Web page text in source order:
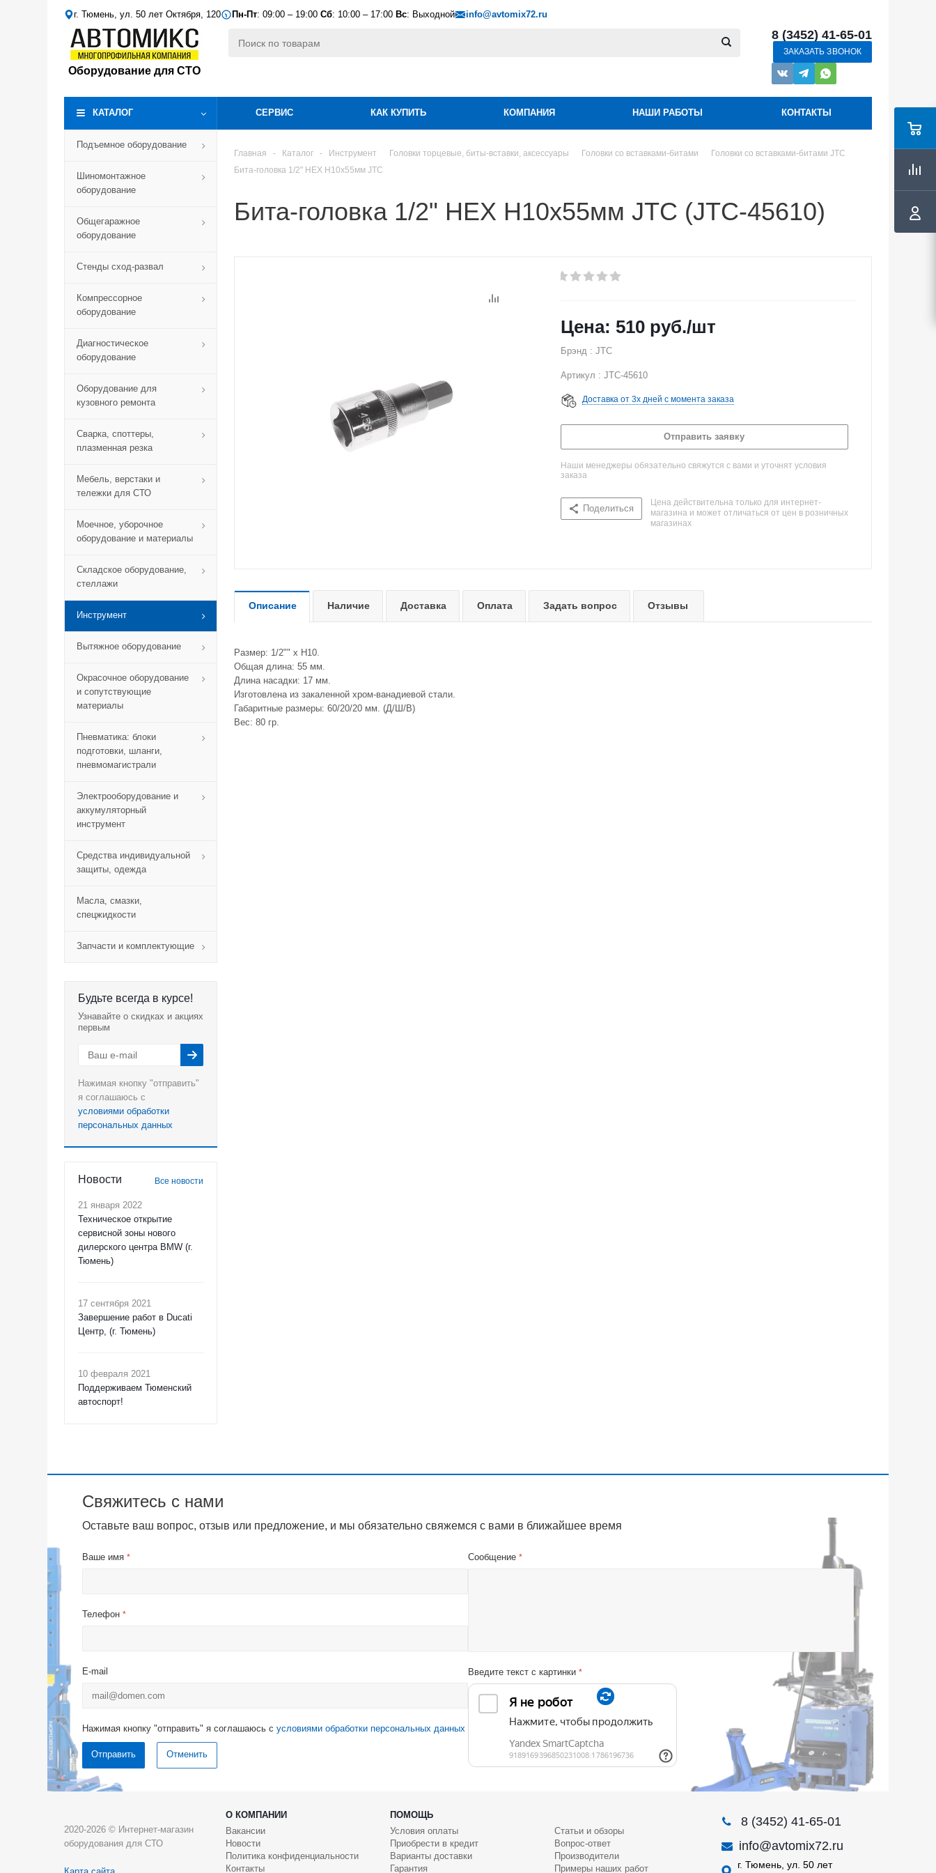
г. Тюмень, ул. 50 лет Октября, 120 Пн-Пт: 09:00 – 19:00 Сб: 10:00 – 17:00 Вс: Выходной info@avtomix72.ru
Оборудование для СТО
8 (3452) 41-65-01
ЗАКАЗАТЬ ЗВОНОК
КАТАЛОГ СЕРВИС КАК КУПИТЬ КОМПАНИЯ НАШИ РАБОТЫ КОНТАКТЫ
Подъемное оборудование
Шиномонтажное
оборудование
Общегаражное
оборудование
Стенды сход-развал
Компрессорное
оборудование
Диагностическое
оборудование
Оборудование для
кузовного ремонта
Сварка, споттеры,
плазменная резка
Мебель, верстаки и
тележки для СТО
Моечное, уборочное
оборудование и материалы
Складское оборудование,
стеллажи
Инструмент
Вытяжное оборудование
Окрасочное оборудование
и сопутствующие
материалы
Пневматика: блоки
подготовки, шланги,
пневмомагистрали
Электрооборудование и
аккумуляторный
инструмент
Средства индивидуальной
защиты, одежда
Масла, смазки,
спецжидкости
Запчасти и комплектующие
Будьте всегда в курсе!
Узнавайте о скидках и акциях
первым
Нажимая кнопку "отправить"
я соглашаюсь с
условиями обработки
персональных данных
Новости Все новости
21 января 2022
Техническое открытие
сервисной зоны нового
дилерского центра BMW (г.
Тюмень)
17 сентября 2021
Завершение работ в Ducati
Центр, (г. Тюмень)
10 февраля 2021
Поддерживаем Тюменский
автоспорт!
Главная - Каталог - Инструмент Головки торцевые, биты-вставки, аксессуары Головки со вставками-битами
Головки со вставками-битами JTC
Бита-головка 1/2" HEX H10х55мм JTC
Бита-головка 1/2" HEX H10х55мм JTC (JTC-45610)
510 руб./шт
Брэнд : JTC
Артикул : JTC-45610
Доставка от 3х дней с момента заказа
Отправить заявку
Наши менеджеры обязательно свяжутся с вами и уточнят условия
заказа
Поделиться
Цена действительна только для интернет-
магазина и может отличаться от цен в розничных
магазинах
Описание Наличие Доставка Оплата Задать вопрос Отзывы
Размер: 1/2"" х H10.
Общая длина: 55 мм.
Длина насадки: 17 мм.
Изготовлена из закаленной хром-ванадиевой стали.
Габаритные размеры: 60/20/20 мм. (Д/Ш/В)
Вес: 80 гр.
Свяжитесь с нами
Оставьте ваш вопрос, отзыв или предложение, и мы обязательно свяжемся с вами в ближайшее время
Ваше имя *
Телефон *
E-mail
Сообщение *
Введите текст с картинки *
Нажимая кнопку "отправить" я соглашаюсь с условиями обработки персональных данных
Отменить
2020-2026 © Интернет-магазин
оборудования для СТО
О КОМПАНИИ
ПОМОЩЬ
Вакансии
Новости
Политика конфиденциальности
Контакты
Условия оплаты
Приобрести в кредит
Варианты доставки
Гарантия
Статьи и обзоры
Вопрос-ответ
Производители
Примеры наших работ
8 (3452) 41-65-01
info@avtomix72.ru
г. Тюмень, ул. 50 лет